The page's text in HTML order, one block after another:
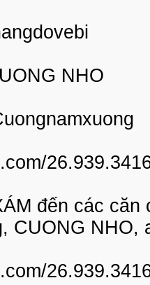
NHO
đến các
CUONG NHO,